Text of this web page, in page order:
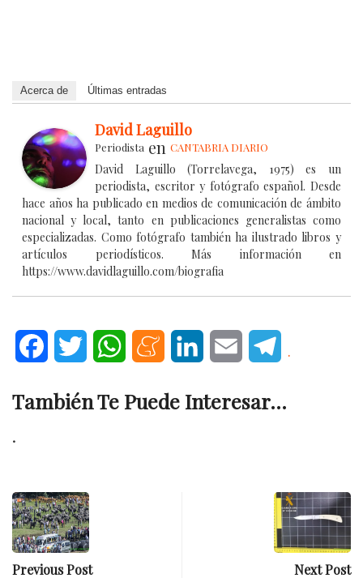
Acerca de Últimas entradas
David Laguillo
Periodista en CANTABRIA DIARIO
David Laguillo (Torrelavega, 1975) es un
periodista, escritor y fotógrafo español. Desde
hace años ha publicado en medios de comunicación de ámbito
nacional y local, tanto en publicaciones generalistas como
especializadas. Como fotógrafo también ha ilustrado libros y
artículos periodísticos. Más información en
https://www.davidlaguillo.com/biografia
FacebookTwitter WhatsAppMeneameLinkedInEmail .
También Te Puede Interesar...
.
Previous Post Next Post